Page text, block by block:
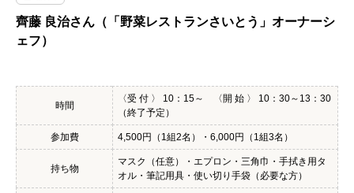
齊藤 良治さん（「野菜レストランさいとう」オーナーシ
ェフ）
時間
〈受 付 〉 10：15～ 〈開 始 〉 10：30～13：30
（終了予定）
参加費 4,500円（1組2名）・6,000円（1組3名）
持ち物
マスク（任意）・エプロン・三角巾・手拭き用タ
オル・筆記用具・使い切り手袋（必要な方）